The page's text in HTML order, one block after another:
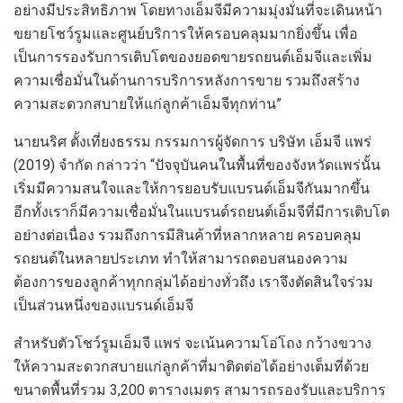
อย่างมีประสิทธิภาพ โดยทางเอ็มจีมีความมุ่งมั่นที่จะเดินหน้า
ขยายโชว์รูมและศูนย์บริการให้ครอบคลุมมากยิ่งขึ้น เพื่อ
เป็นการรองรับการเติบโตของยอดขายรถยนต์เอ็มจีและเพิ่ม
ความเชื่อมั่นในด้านการบริการหลังการขาย รวมถึงสร้าง
ความสะดวกสบายให้แก่ลูกค้าเอ็มจีทุกท่าน”
นายนริศ ตั้งเที่ยงธรรม กรรมการผู้จัดการ บริษัท เอ็มจี แพร่
(2019) จำกัด กล่าวว่า “ปัจจุบันคนในพื้นที่ของจังหวัดแพร่นั้น
เริ่มมีความสนใจและให้การยอบรับแบรนด์เอ็มจีกันมากขึ้น
อีกทั้งเราก็มีความเชื่อมั่นในแบรนด์รถยนต์เอ็มจีที่มีการเติบโต
อย่างต่อเนื่อง รวมถึงการมีสินค้าที่หลากหลาย ครอบคลุม
รถยนต์ในหลายประเภท ทำให้สามารถตอบสนองความ
ต้องการของลูกค้าทุกกลุ่มได้อย่างทั่วถึง เราจึงตัดสินใจร่วม
เป็นส่วนหนึ่งของแบรนด์เอ็มจี
สำหรับตัวโชว์รูมเอ็มจี แพร่ จะเน้นความโอ่โถง กว้างขวาง
ให้ความสะดวกสบายแก่ลูกค้าที่มาติดต่อได้อย่างเต็มที่ด้วย
ขนาดพื้นที่รวม 3,200 ตารางเมตร สามารถรองรับและบริการ